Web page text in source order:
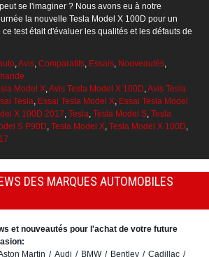
se l'imaginer ? Nous avons eu à notre
la nouvelle Tesla Model X 100D pour un
test était d'évaluer les qualités et les défauts de
,Avis, Comparatifs, Essais, Nouveautés,
Model X,Avis Tesla Model X 100D,Avis Tesla
Tesla, Essai Tesla Model X, Essai Tesla Model
X 100D 2017, Tesla, Tesla Model S, Tesla
S P90D, Tesla Model X, Tesla Model X 100D,
DES MARQUES AUTOMOBILES
et nouveautés pour l'achat de votre future
Martin Audi BMW Bentley
Cadillac